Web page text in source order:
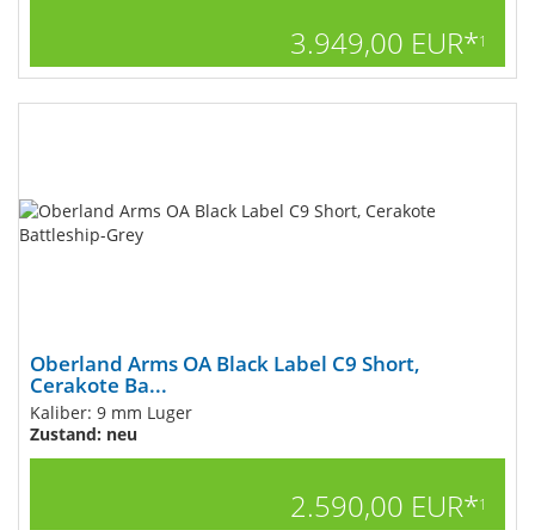
3.949,00 EUR*1
Oberland Arms OA Black Label C9 Short,
Cerakote Ba...
Kaliber: 9 mm Luger
Zustand: neu
2.590,00 EUR*1